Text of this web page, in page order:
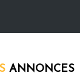
ANNONCES